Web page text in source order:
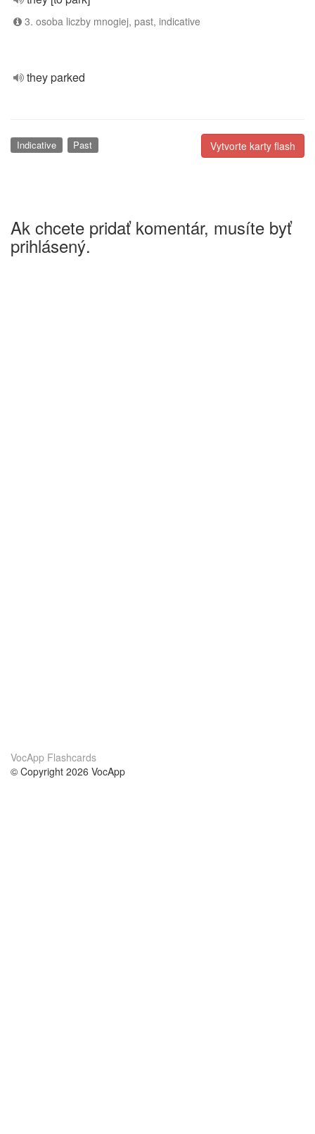
3. osoba liczby mnogiej, past, indicative
they parked
Vytvorte karty flash
Indicative Past
Ak chcete pridať komentár, musíte byť
prihlásený.
VocApp Flashcards
© Copyright 2026 VocApp